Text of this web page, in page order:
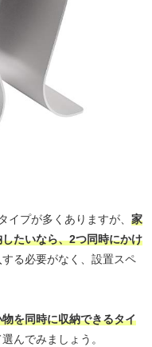
プが多くありますが、 家
たいなら、2つ同時にかけ
る必要がなく、設置スペ
を同時に収納できるタイ
んでみましょう。